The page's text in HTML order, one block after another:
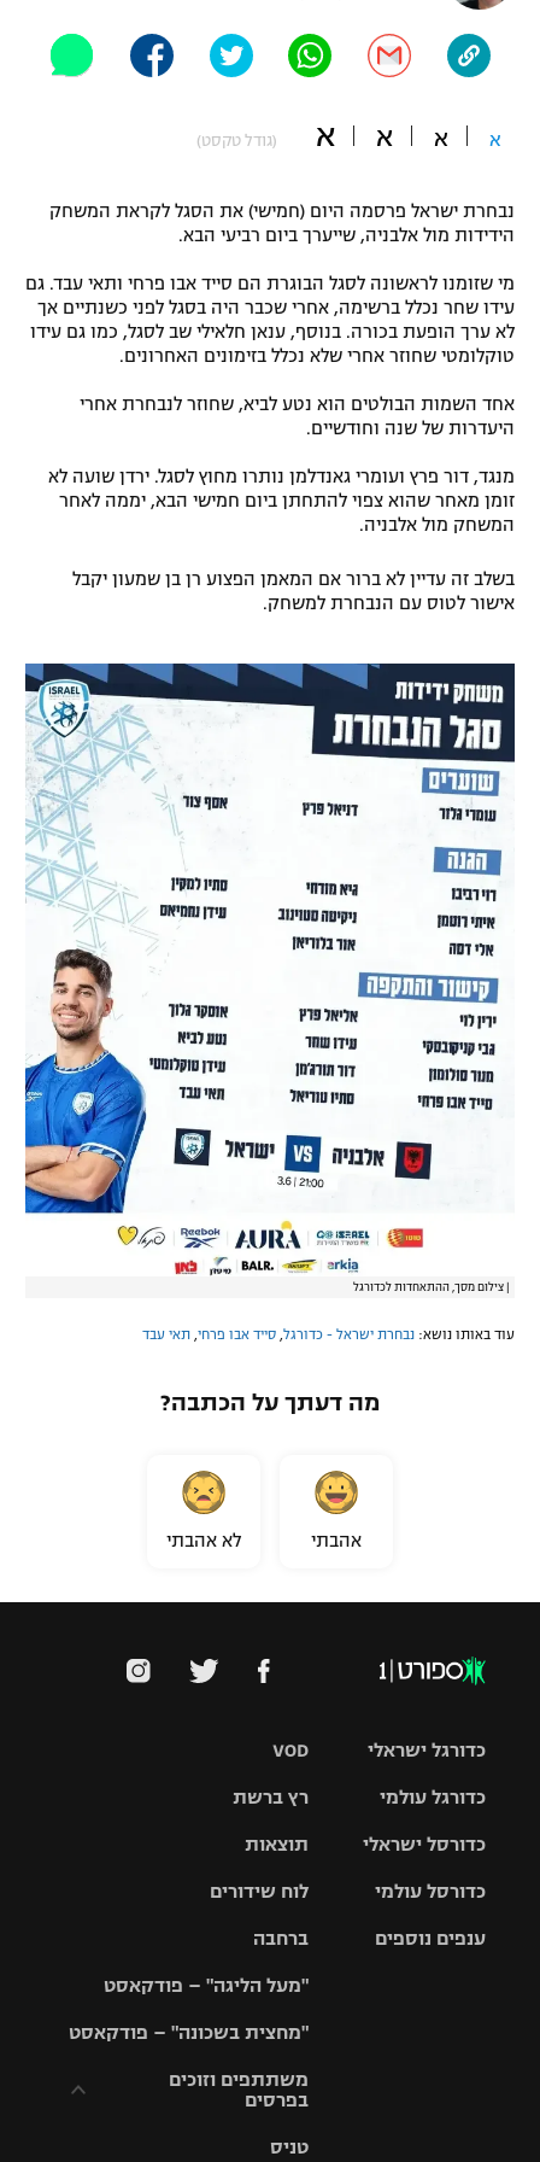
"מחצית בשכונה" – פודקאסט
תקנון עבור פעילות אלקטרה
תקנון עבור פעילות ספורט 1 – "מרלן"
גיימינג E-Sports
תנאי שימוש
תקנון פעילות ספורט 1
רשיון להקרנה פומבית לבית עסק
לוח דרושים – ג'ובנט
תגיות
המגזין
אופניים
פוטבול אמריקאי NFL
בייסבול MLB
ספורט אתגרי ואקסטרים
אומנויות לחימה
א א א א (גודל טקסט)
נבחרת ישראל פרסמה היום (חמישי) את הסגל לקראת המשחק
הידידות מול אלבניה, שייערך ביום רביעי הבא.
מי שזומנו לראשונה לסגל הבוגרת הם סייד אבו פרחי ותאי עבד. גם
עידו שחר נכלל ברשימה, אחרי שכבר היה בסגל לפני כשנתיים אך
לא ערך הופעת בכורה. בנוסף, ענאן חלאילי שב לסגל, כמו גם עידו
טוקלומטי שחוזר אחרי שלא נכלל בזימונים האחרונים.
אחד השמות הבולטים הוא נטע לביא, שחוזר לנבחרת אחרי
היעדרות של שנה וחודשיים.
מנגד, דור פרץ ועומרי גאנדלמן נותרו מחוץ לסגל. ירדן שועה לא
זומן מאחר שהוא צפוי להתחתן ביום חמישי הבא, יממה לאחר
המשחק מול אלבניה.
בשלב זה עדיין לא ברור אם המאמן הפצוע רן בן שמעון יקבל
אישור לטוס עם הנבחרת למשחק.
צילום מסך, ההתאחדות לכדורגל
עוד באותו נושא: נבחרת ישראל - כדורגל סייד אבו פרחי תאי עבד
מה דעתך על הכתבה?
אהבתי לא אהבתי
VOD
רץ ברשת
תוצאות
לוח שידורים
ברחבה
"מעל הליגה" – פודקאסט
"מחצית בשכונה" – פודקאסט
משתתפים וזוכים
בפרסים
טניס
כדורגל ישראלי
גביע הטוטו
כדורגל עולמי
האלופות
ליגה
כדורסל ישראלי
סל
כדורסל עולמי
ענפים נוספים